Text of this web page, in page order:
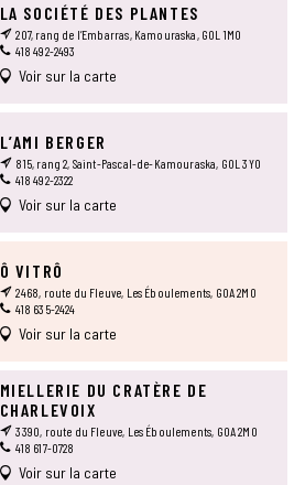
LA SOCIÉTÉ DES PLANTES
207, rang de l’Embarras, Kamouraska, G0L 1M0
418 492-2493
Voir sur la carte
L’AMI BERGER
815, rang 2, Saint-Pascal-de-Kamouraska, G0L 3Y0
418 492-2322
Voir sur la carte
Ô VITRÔ
2468, route du Fleuve, Les Éboulements, G0A 2M0
418 635-2424
Voir sur la carte
MIELLERIE DU CRATÈRE DE
CHARLEVOIX
3390, route du Fleuve, Les Éboulements, G0A 2M0
418 617-0728
Voir sur la carte